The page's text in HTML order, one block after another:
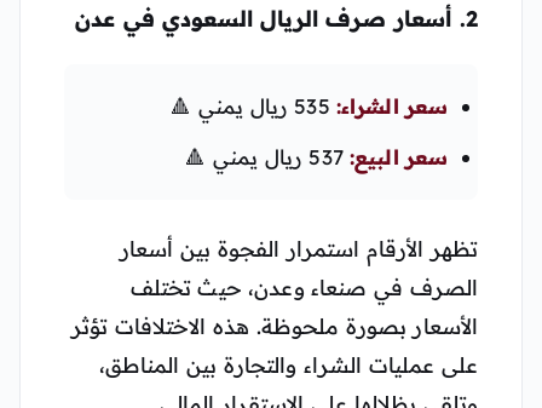
2. أسعار صرف الريال السعودي في عدن
سعر الشراء:535 ريال يمني 🔺
سعر البيع:537 ريال يمني 🔺
تظهر الأرقام استمرار الفجوة بين أسعار
الصرف في صنعاء وعدن، حيث تختلف
الأسعار بصورة ملحوظة. هذه الاختلافات تؤثر
على عمليات الشراء والتجارة بين المناطق،